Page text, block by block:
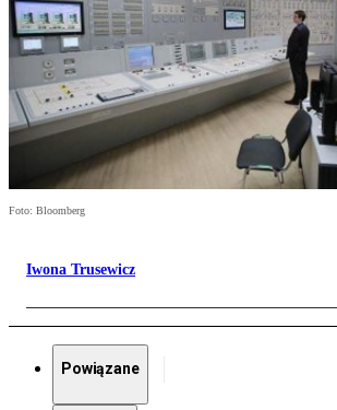
Foto: Bloomberg
Iwona Trusewicz
Powiązane